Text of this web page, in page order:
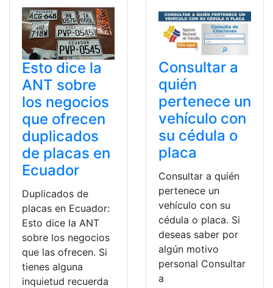
Esto dice la
ANT sobre
los negocios
que ofrecen
duplicados
de placas en
Ecuador
Duplicados de
placas en Ecuador:
Esto dice la ANT
sobre los negocios
que las ofrecen. Si
tienes alguna
inquietud recuerda
Consultar a
quién
pertenece un
vehículo con
su cédula o
placa
Consultar a quién
pertenece un
vehículo con su
cédula o placa. Si
deseas saber por
algún motivo
personal Consultar
a